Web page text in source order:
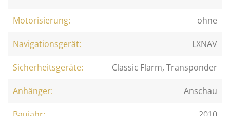
Motorisierung: ohne
Navigationsgerät: LXNAV
Sicherheitsgeräte: Classic Flarm, Transponder
Anhänger: Anschau